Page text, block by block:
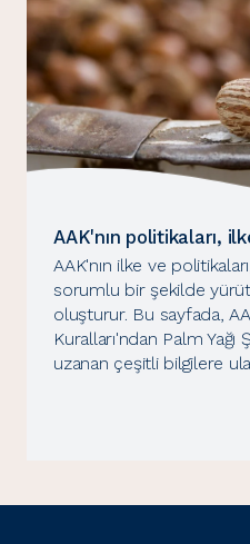
AAK'nın politikaları,
AAK'nın ilke ve
sorumlu bir şekilde
oluşturur. Bu sayfada,
Kuralları'ndan Palm
uzanan çeşitli bilgilere